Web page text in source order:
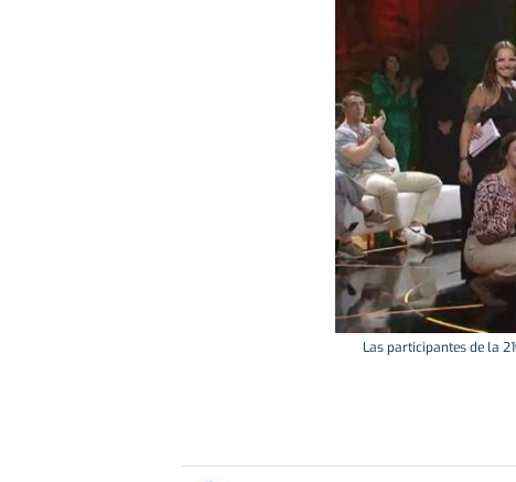
Las participantes de la